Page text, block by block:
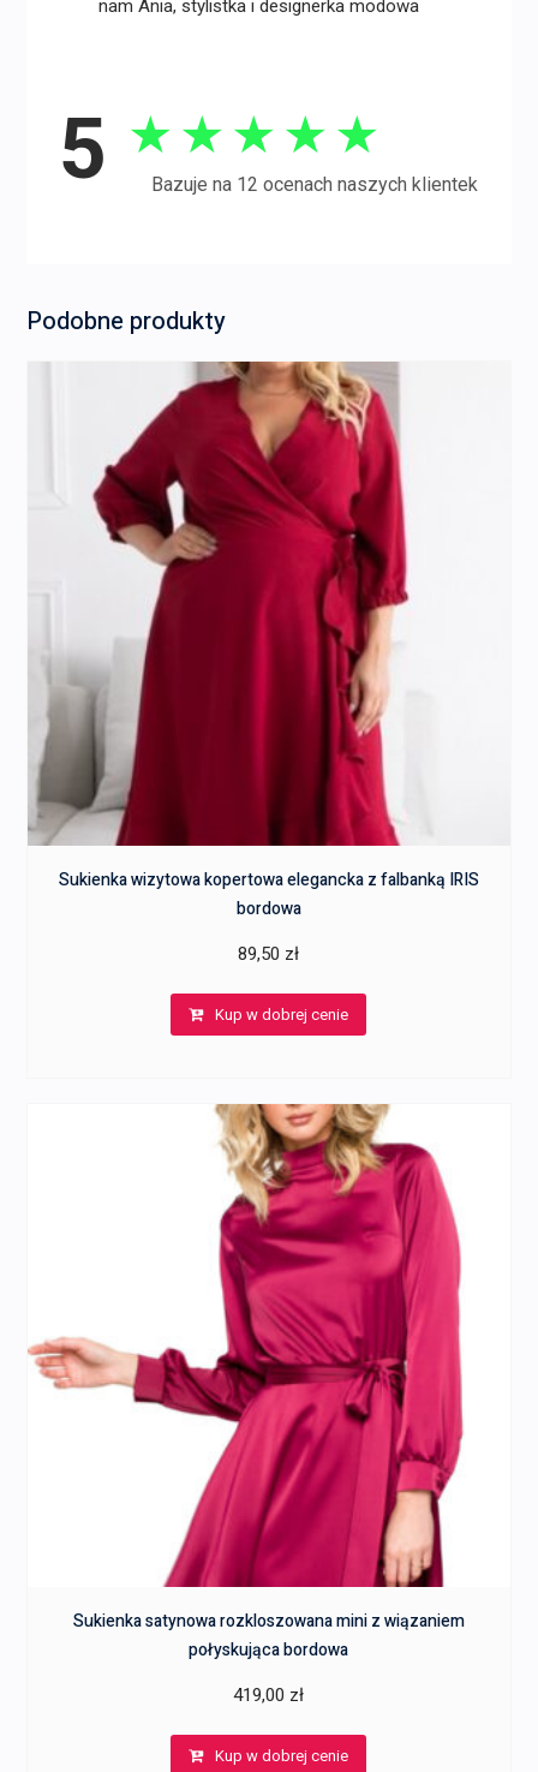
nam Ania, stylistka i designerka modowa
5 ★ ★ ★ ★ ★
Bazuje na 12 ocenach naszych klientek
Podobne produkty
Sukienka wizytowa kopertowa elegancka z falbanką IRIS
bordowa
89,50 zł
Kup w dobrej cenie
Sukienka satynowa rozkloszowana mini z wiązaniem
połyskująca bordowa
419,00 zł
Kup w dobrej cenie